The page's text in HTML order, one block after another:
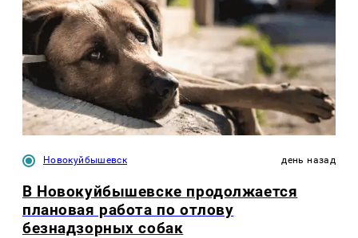
Новокуйбышевск день назад
В Новокуйбышевске продолжается
плановая работа по отлову
безнадзорных собак